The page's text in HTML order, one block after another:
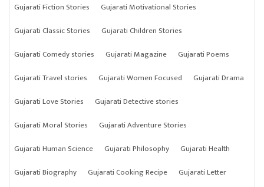
Gujarati Fiction Stories
Gujarati Motivational Stories
Gujarati Classic Stories
Gujarati Children Stories
Gujarati Comedy stories
Gujarati Magazine
Gujarati Poems
Gujarati Travel stories
Gujarati Women Focused
Gujarati Drama
Gujarati Love Stories
Gujarati Detective stories
Gujarati Moral Stories
Gujarati Adventure Stories
Gujarati Human Science
Gujarati Philosophy
Gujarati Health
Gujarati Biography
Gujarati Cooking Recipe
Gujarati Letter